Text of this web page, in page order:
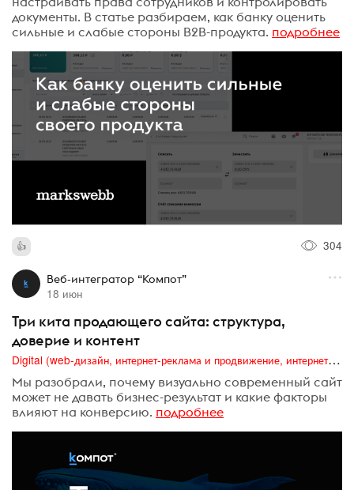
документы. В статье разбираем, как банку оценить
сильные и слабые стороны B2B-продукта. подробнее
304
Веб-интегратор “Компот”
18 июн
Три кита продающего сайта: структура,
доверие и контент
Digital (web-дизайн, интернет-реклама и продвижение, интернет-сообщества и блоги, интернет-коммуникации, мобильный маркетинг, реклама на цифровых экранах)
Мы разобрали, почему визуально современный сайт
может не давать бизнес-результат и какие факторы
влияют на конверсию. подробнее